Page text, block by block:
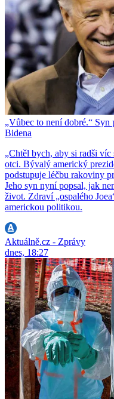
„Vůbec to není dobré.“ Syn
Bidena
„Chtěl bych, aby si radši
otci. Bývalý americký
podstupuje léčbu rakoviny
Jeho syn nyní popsal, jak
život. Zdraví „ospalého
americkou politikou.
Aktuálně.cz - Zprávy
dnes, 18:27